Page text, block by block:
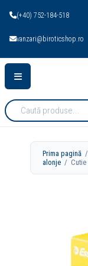
(+40) 752-184-518
vanzari@biroticshop.ro
Cauta
produse:
Prima pagină
alonje / Cutie